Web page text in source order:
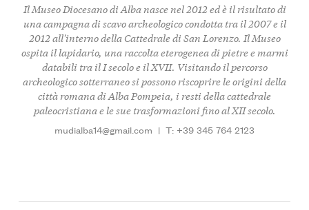
Il Museo Diocesano di Alba nasce nel 2012 ed è il risultato di
una campagna di scavo archeologico condotta tra il 2007 e il
2012 all'interno della Cattedrale di San Lorenzo. Il Museo
ospita il lapidario, una raccolta eterogenea di pietre e marmi
databili tra il I secolo e il XVII. Visitando il percorso
archeologico sotterraneo si possono riscoprire le origini della
città romana di Alba Pompeia, i resti della cattedrale
paleocristiana e le sue trasformazioni fino al XII secolo.
mudialba14@gmail.com | T: +39 345 764 2123